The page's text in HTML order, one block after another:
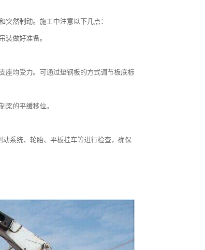
然制动。施工中注意以下几点：
做好准备。
均受力。可通过垫钢板的方式调节板底标
的平缓移位。
系统、轮胎、平板挂车等进行检查，确保